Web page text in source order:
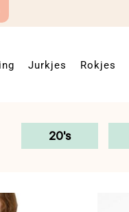
Jurkjes Rokjes
20's